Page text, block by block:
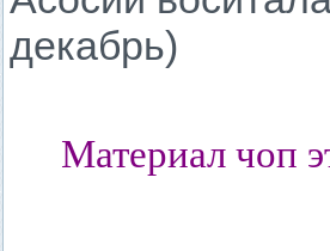
декабрь)
Материал чоп